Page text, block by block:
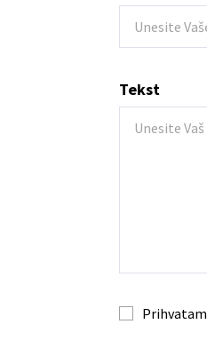
Tekst
Prihvatam